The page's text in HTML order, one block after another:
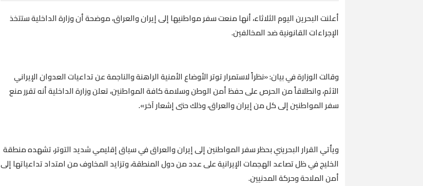
أعلنت البحرين اليوم الثلاثاء، أنها منعت سفر مواطنيها إلى إيران والعراق، موضحة أن وزارة الداخلية ستتخذ
الإجراءات القانونية ضد المخالفين.
وقالت الوزارة في بيان: «نظراً لاستمرار توتر الأوضاع الأمنية الراهنة والناجمة عن تداعيات العدوان الإيراني
الآثم، وانطلاقاً من الحرص على حفظ أمن الوطن وسلامة كافة المواطنين، تعلن وزارة الداخلية أنه تقرر منع
سفر المواطنين إلى كل من إيران والعراق، وذلك حتى إشعار آخر».
ويأتي القرار البحريني بحظر سفر المواطنين إلى إيران والعراق في سياق إقليمي شديد التوتر، تشهده منطقة
الخليج في ظل تصاعد الهجمات الإيرانية على عدد من دول المنطقة، وتزايد المخاوف من امتداد تداعياتها إلى
أمن الملاحة وحركة المدنيين.